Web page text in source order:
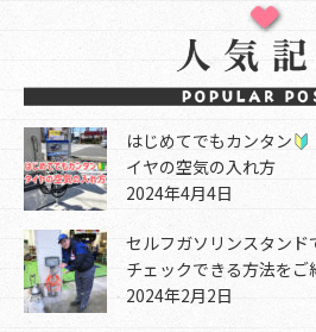
はじめてでもカンタン
イヤの空気の入れ方
2024年4月4日
セルフガソリンスタン
チェックできる方法をご
2024年2月2日